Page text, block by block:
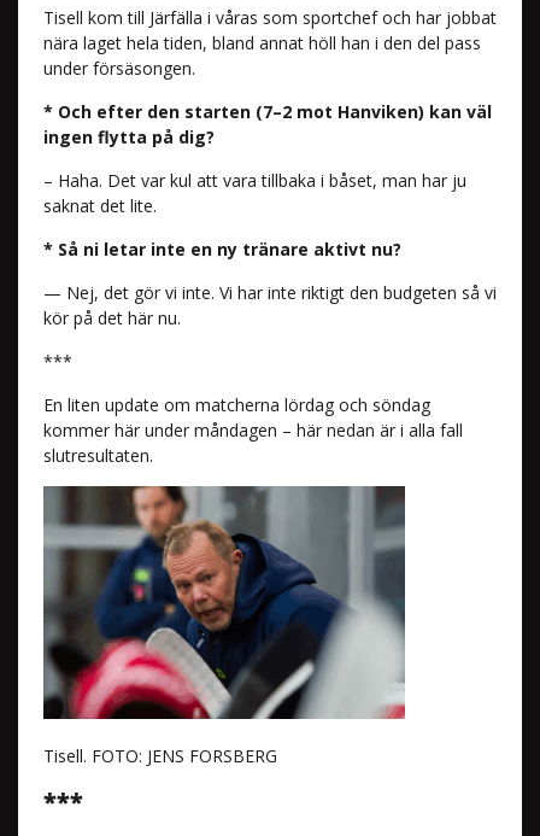
Tisell kom till Järfälla i våras som sportchef och har jobbat
nära laget hela tiden, bland annat höll han i den del pass
under försäsongen.
* Och efter den starten (7–2 mot Hanviken) kan väl
ingen flytta på dig?
– Haha. Det var kul att vara tillbaka i båset, man har ju
saknat det lite.
* Så ni letar inte en ny tränare aktivt nu?
— Nej, det gör vi inte. Vi har inte riktigt den budgeten så vi
kör på det här nu.
***
En liten update om matcherna lördag och söndag
kommer här under måndagen – här nedan är i alla fall
slutresultaten.
Tisell. FOTO: JENS FORSBERG
***